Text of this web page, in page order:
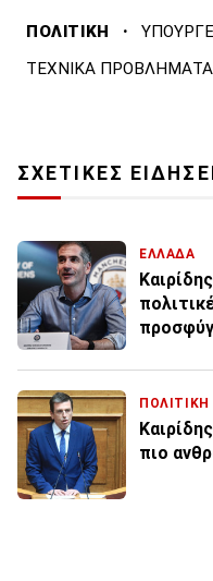
ΠΟΛΙΤΙΚΗ ·
ΤΕΧΝΙΚΑ ΠΡΟΒΛΗΜΑΤΑ
ΣΧΕΤΙΚΕΣ
ΕΛΛΑΔΑ
ΠΟΛΙΤΙΚΗ
πιο